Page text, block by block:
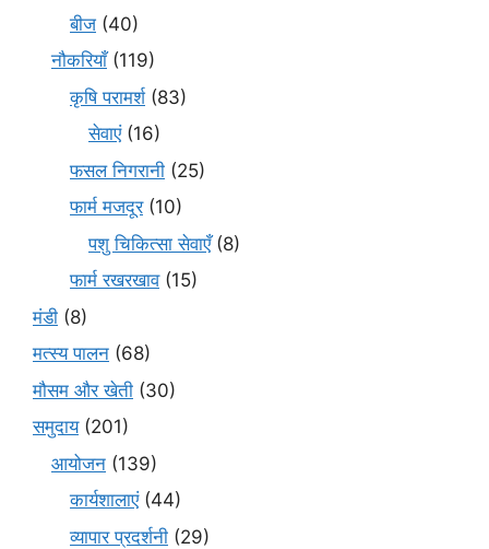
बीज (40)
नौकरियाँ(119)
कृषि परामर्श(83)
सेवाएं(16)
फसल निगरानी (25)
फार्म मजदूर(10)
पशु चिकित्सा सेवाएँ(8)
फार्म रखरखाव(15)
मंडी (8)
मत्स्य पालन (68)
मौसम और खेती (30)
समुदाय(201)
आयोजन (139)
कार्यशालाएं(44)
व्यापार प्रदर्शनी (29)